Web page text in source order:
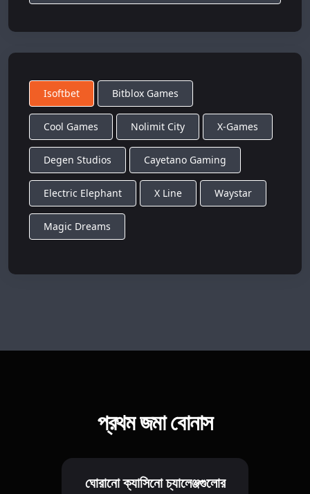
Isoftbet Bitblox Games
Cool Games Nolimit City X-Games
Degen Studios Cayetano Gaming
Electric Elephant X Line Waystar
Magic Dreams
প্রথম জমা বোনাস
ঘোরানো ক্যাসিনো চ্যালেঞ্জগুলোর